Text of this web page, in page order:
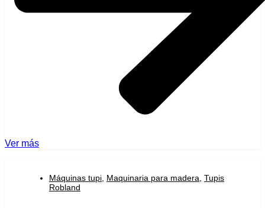
Ver más
Máquinas tupi Maquinaria para madera Tupis
Robland